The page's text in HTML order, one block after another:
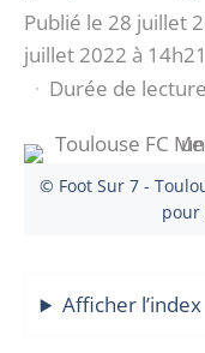
Publié le 28 juillet
juillet 2022 à 14h21
· Durée de
© Foot Sur 7 -
pour
Afficher l’index